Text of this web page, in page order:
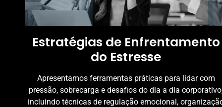
Estratégias de Enfrentamento
do Estresse
Apresentamos ferramentas práticas para lidar com
pressão, sobrecarga e desafios do dia a dia
incluindo técnicas de regulação emocional,